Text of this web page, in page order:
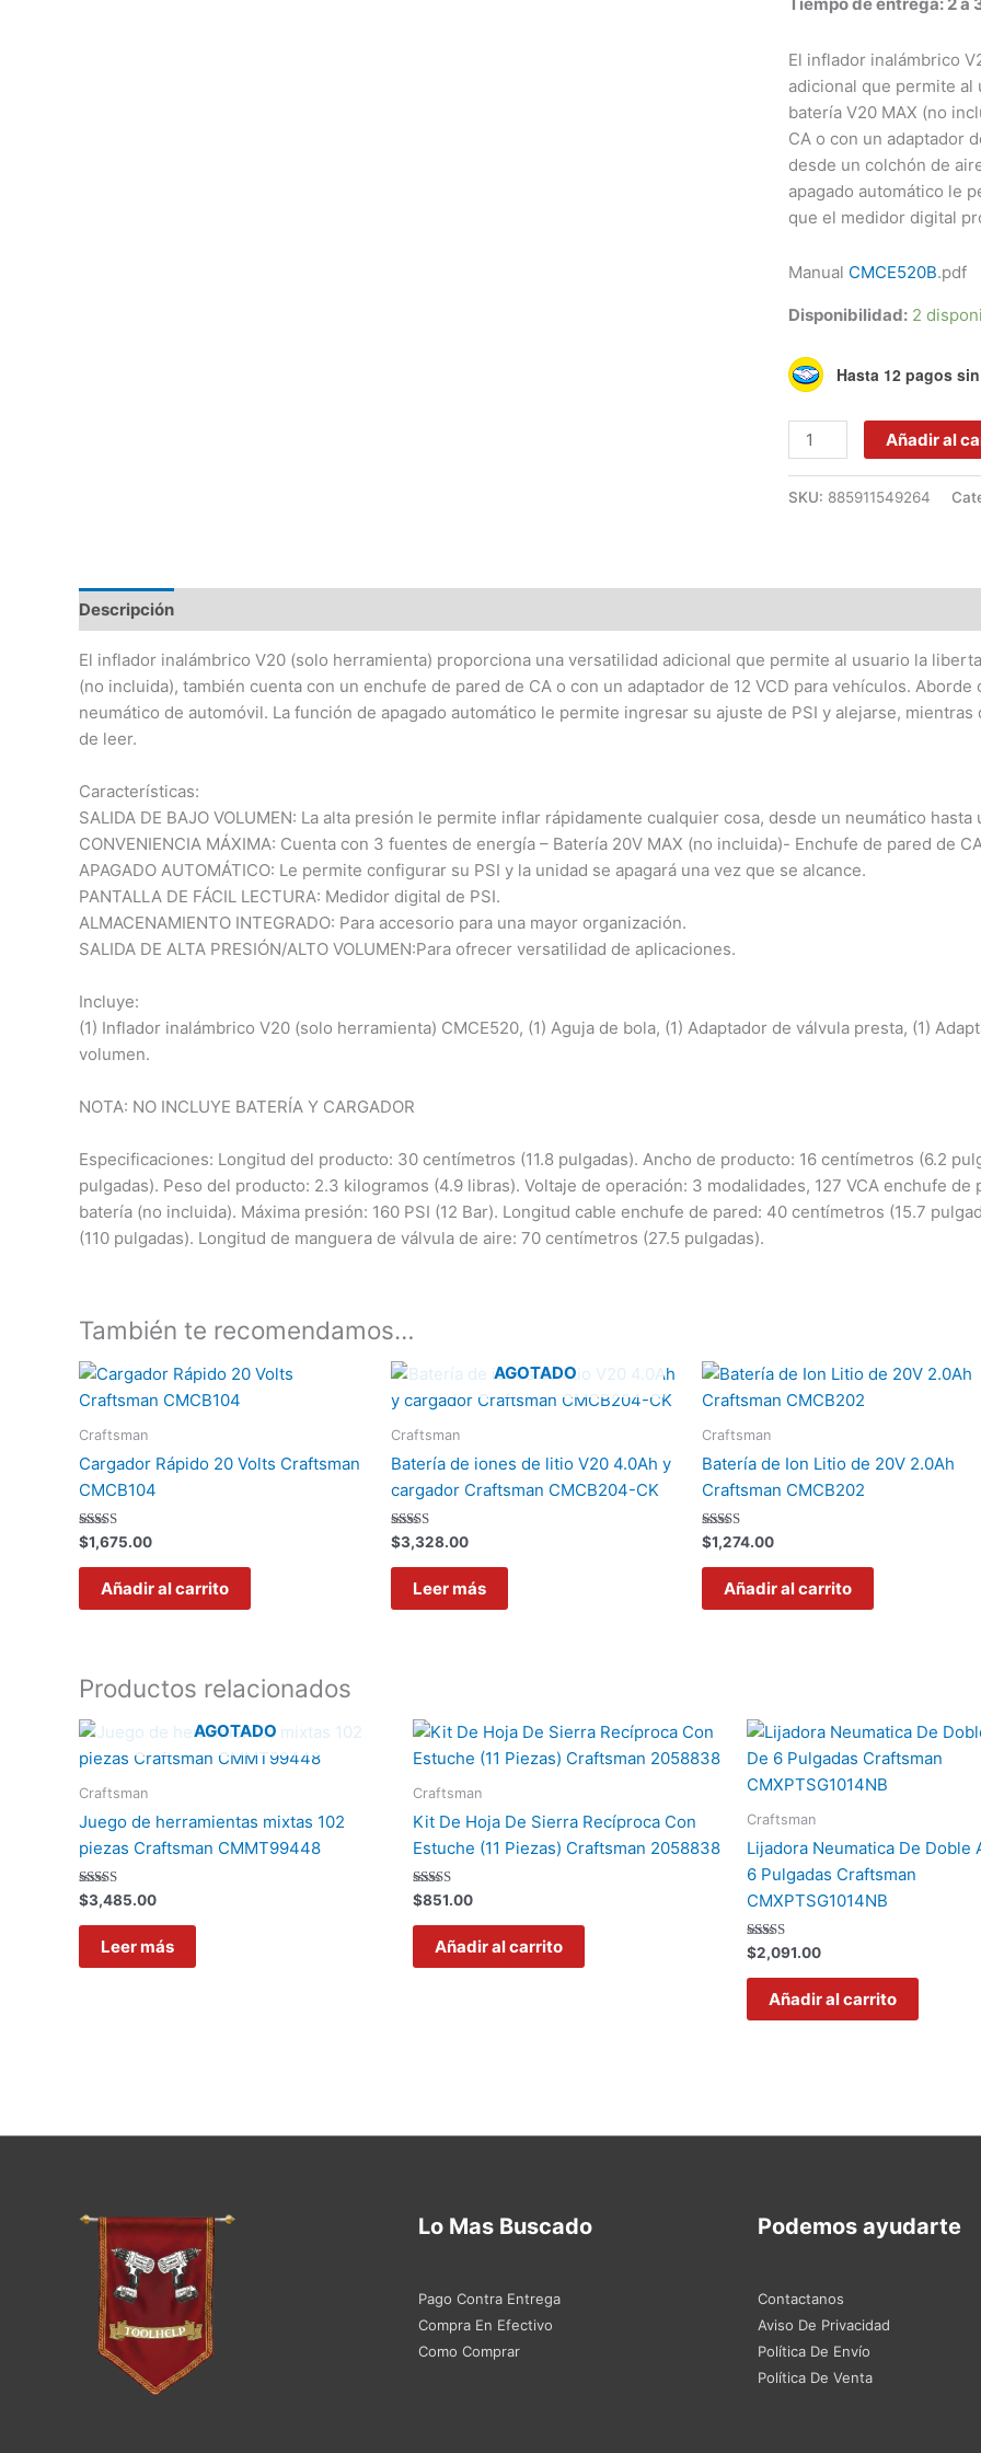
valoraciones
Tiempo de entrega: 2 a
El inflador inalámbrico
adicional que permite
batería V20 MAX (no
CA o con un adaptador
desde un colchón de
apagado automático le
que el medidor digital
Manual CMCE520B.pdf
Disponibilidad: 2
Hasta 12 pagos
Añadir al
SKU: 885911549264
Descripción
El inflador inalámbrico V20 (solo herramienta) proporciona una versatilidad adicional que permite al usuario la
(no incluida), también cuenta con un enchufe de pared de CA o con un adaptador de 12 VCD para vehículos.
neumático de automóvil. La función de apagado automático le permite ingresar su ajuste de PSI y alejarse,
de leer.
Características:
SALIDA DE BAJO VOLUMEN: La alta presión le permite inflar rápidamente cualquier cosa, desde un neumático
CONVENIENCIA MÁXIMA: Cuenta con 3 fuentes de energía – Batería 20V MAX (no incluida)- Enchufe de pared de
APAGADO AUTOMÁTICO: Le permite configurar su PSI y la unidad se apagará una vez que se alcance.
PANTALLA DE FÁCIL LECTURA: Medidor digital de PSI.
ALMACENAMIENTO INTEGRADO: Para accesorio para una mayor organización.
SALIDA DE ALTA PRESIÓN/ALTO VOLUMEN:Para ofrecer versatilidad de aplicaciones.
Incluye:
(1) Inflador inalámbrico V20 (solo herramienta) CMCE520, (1) Aguja de bola, (1) Adaptador de válvula presta, (1)
volumen.
NOTA: NO INCLUYE BATERÍA Y CARGADOR
Especificaciones: Longitud del producto: 30 centímetros (11.8 pulgadas). Ancho de producto: 16 centímetros (6.2
pulgadas). Peso del producto: 2.3 kilogramos (4.9 libras). Voltaje de operación: 3 modalidades, 127 VCA enchufe de
batería (no incluida). Máxima presión: 160 PSI (12 Bar). Longitud cable enchufe de pared: 40 centímetros (15.7
(110 pulgadas). Longitud de manguera de válvula de aire: 70 centímetros (27.5 pulgadas).
También te recomendamos…
Craftsman
Cargador Rápido 20 Volts Craftsman
CMCB104
Valorado
con
5.00
$1,675.00
Añadir al carrito
AGOTADO
Craftsman
Batería de iones de litio V20 4.0Ah y
cargador Craftsman CMCB204-CK
Valorado
con
5.00
de 5
$3,328.00
Leer más
Craftsman
Batería de Ion Litio de 20V 2.0Ah
Craftsman CMCB202
Valorado
con
5.00
$1,274.00
Añadir al carrito
Productos relacionados
AGOTADO
Craftsman
Juego de herramientas mixtas 102
piezas Craftsman CMMT99448
Valorado
con
5.00
de 5
$3,485.00
Leer más
Craftsman
Kit De Hoja De Sierra Recíproca Con
Estuche (11 Piezas) Craftsman 2058838
Valorado
con
5.00
$851.00
Añadir al carrito
Craftsman
Lijadora Neumatica De Doble
6 Pulgadas Craftsman
CMXPTSG1014NB
Valorado
con
4.80
$2,091.00
Añadir al carrito
Lo Mas Buscado
Pago Contra Entrega
Compra En Efectivo
Como Comprar
Podemos ayudarte
Contactanos
Aviso De Privacidad
Política De Envío
Política De Venta